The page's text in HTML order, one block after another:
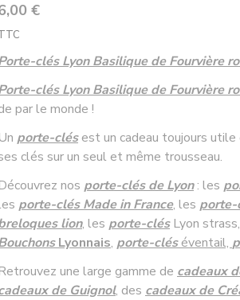
€
clés Lyon Basilique de Fourvière
clés Lyon Basilique de Fourvière
par le monde !
porte-clés est un cadeau toujours
clés sur un seul et même trousseau.
nos porte-clés de Lyon: les
porte-clés Made in France, les porte-
lion, les porte-clésLyon
Lyonnais, porte-cléséventail,
une large gamme de cadeaux
de Guignol, des cadeaux de